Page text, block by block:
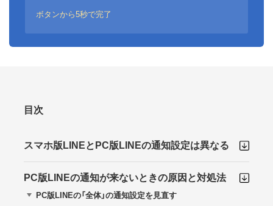
ボタンから5秒で完了
目次
スマホ版LINEとPC版LINEの通知設定は異なる
PC版LINEの通知が来ないときの原因と対処法
PC版LINEの「全体」の通知設定を見直す